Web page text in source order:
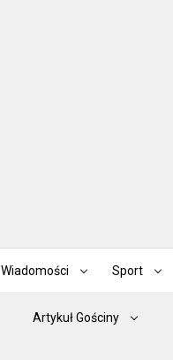
Wiadomości Sport
Artykuł Gościny